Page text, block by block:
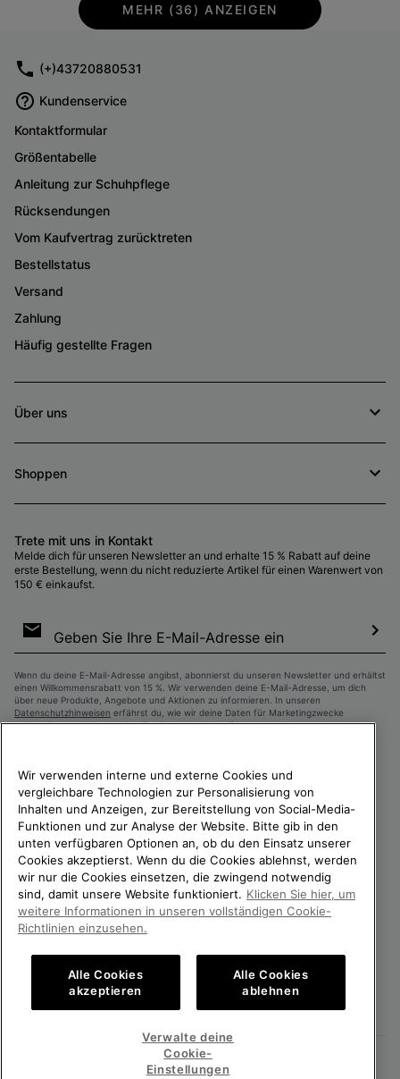
MEHR (36) ANZEIGEN
(+)43720880531
Kundenservice
Kontaktformular
Größentabelle
Anleitung zur Schuhpflege
Rücksendungen
Vom Kaufvertrag zurücktreten
Bestellstatus
Versand
Zahlung
Häufig gestellte Fragen
Über uns
Shoppen
Trete mit uns in Kontakt
Melde dich für unseren Newsletter an und erhalte 15 % Rabatt auf deine
erste Bestellung, wenn du nicht reduzierte Artikel für einen Warenwert von
150 € einkaufst.
Anmeldung
Wenn du deine E-Mail-Adresse angibst, abonnierst du unseren Newsletter und erhältst
einen Willkommensrabatt von 15 %. Wir verwenden deine E-Mail-Adresse, um dich
über neue Produkte, Angebote und Aktionen zu informieren. In unseren
Datenschutzhinweisen erfährst du, wie wir deine Daten für Marketingzwecke
verarbeiten und wie du deine Zustimmung widerrufen kannst.
Österreich
©2024SOREL. Alle Rechte vorbehalten.
Datenschutz Nutzungsbedingungen
Allgemeine Verkaufsbedingungen Garantiebestimmungen
Impressum
Kundenservice: Mo- Fr. 9:00 - 13:00 & 14:00- 18:00 Uhr
Wir verwenden interne und externe Cookies und
vergleichbare Technologien zur Personalisierung von
Inhalten und Anzeigen, zur Bereitstellung von Social-Media-
Funktionen und zur Analyse der Website. Bitte gib in den
unten verfügbaren Optionen an, ob du den Einsatz unserer
Cookies akzeptierst. Wenn du die Cookies ablehnst, werden
wir nur die Cookies einsetzen, die zwingend notwendig
sind, damit unsere Website funktioniert. Klicken Sie hier, um
weitere Informationen in unseren vollständigen Cookie-
Richtlinien einzusehen.
Alle Cookies
akzeptieren
Alle Cookies
ablehnen
Verwalte deine
Cookie-
Einstellungen